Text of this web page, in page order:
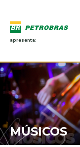
apresenta:
MÚSICOS
MÚSICOS